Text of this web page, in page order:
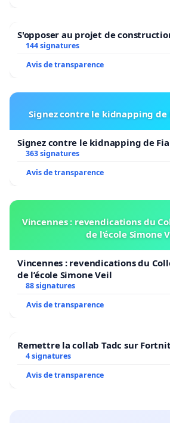
par des représentants du
par les réseaux du fascisme
ceux du fascisme xénophobe ou
C’est ce double étau que nous
pour défendre les exigences
cela, nous appelons à une
tous les chercheurs et
défenseurs d’un authentique
démocratie. Et à refuser
diffamation autant que contre les
physiques dont ils sont l’objet.
S'opposer au projet de
144 signatures
Avis de transparence
Signez contre le kidnapping de
Signez contre le kidnapping de
363 signatures
Avis de transparence
Vincennes : revendications du
de l’école Simone
Vincennes : revendications du
de l’école Simone Veil
88 signatures
Avis de transparence
Remettre la collab Tadc sur
4 signatures
Avis de transparence